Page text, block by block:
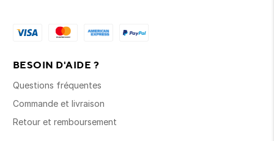
BESOIN D'AIDE ?
Questions fréquentes
Commande et livraison
Retour et remboursement